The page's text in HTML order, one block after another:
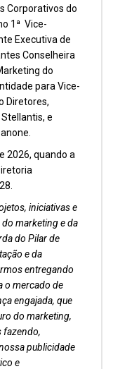
Corporativos do
1ª Vice-
Executiva de
Conselheira
do
para Vice-
Diretores,
e
2026, quando a
iniciativas e
marketing e da
do Pilar de
e da
entregando
o mercado de
engajada, que
do marketing,
fazendo,
publicidade
e